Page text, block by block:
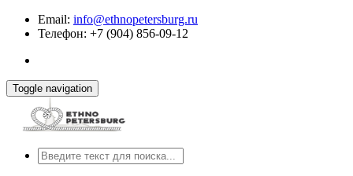
Email: info@ethnopetersburg.ru
Телефон: +7 (904) 856-09-12
Toggle navigation